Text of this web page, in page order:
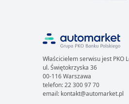
Właścicielem serwisu jest PKO
ul. Świętokrzyska 36
00-116 Warszawa
telefon: 22 300 97 70
email: kontakt@automarket.pl